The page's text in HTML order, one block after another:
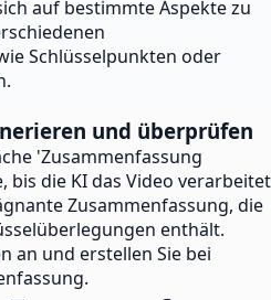
auf bestimmte Aspekte zu
Schlüsselpunkten oder
und überprüfen
'Zusammenfassung
bis die KI das Video verarbeitet
Zusammenfassung, die
enthält.
an und erstellen Sie bei